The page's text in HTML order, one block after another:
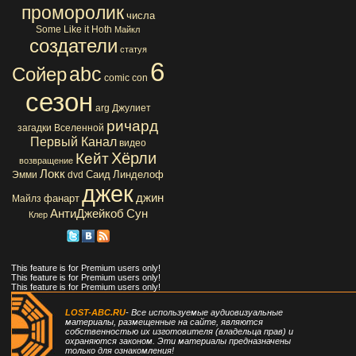
проморолик числа
Some Like it Hoth Майкл
создатели статуя
Сойерabc comic con 6
сезон arg Джулиет
загадки Вселенной ричард
Первый Канал видео
возвращение КейтХёрли
Эмми Локк dvd Саид Линделоф
Майлз фанарт джек джин
Клер АнтиДжейкоб Сун
This feature is for Premium users only!
This feature is for Premium users only!
This feature is for Premium users only!
LOST-ABC.RU- Все используемые аудиовизуальные
материалы, размещенные на сайте, являются
собственностью их изготовителя (владельца прав) и
охраняются законом. Эти материалы предназначены
только для ознакомления!